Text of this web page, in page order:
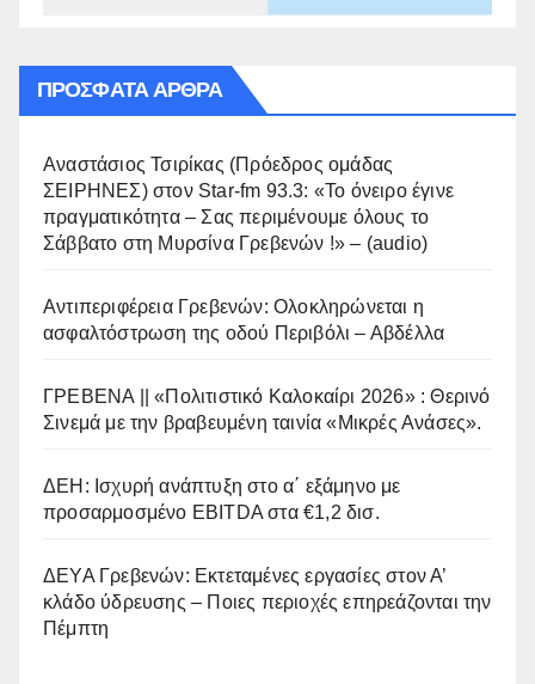
ΠΡΌΣΦΑΤΑ ΆΡΘΡΑ
Αναστάσιος Τσιρίκας (Πρόεδρος ομάδας
ΣΕΙΡΗΝΕΣ) στον Star-fm 93.3: «Το όνειρο έγινε
πραγματικότητα – Σας περιμένουμε όλους το
Σάββατο στη Μυρσίνα Γρεβενών !» – (audio)
Αντιπεριφέρεια Γρεβενών: Ολοκληρώνεται η
ασφαλτόστρωση της οδού Περιβόλι – Αβδέλλα
ΓΡΕΒΕΝΑ || «Πολιτιστικό Καλοκαίρι 2026» : Θερινό
Σινεμά με την βραβευμένη ταινία «Μικρές Ανάσες».
ΔΕΗ: Ισχυρή ανάπτυξη στο α΄ εξάμηνο με
προσαρμοσμένο EBITDA στα €1,2 δισ.
ΔΕΥΑ Γρεβενών: Εκτεταμένες εργασίες στον Α’
κλάδο ύδρευσης – Ποιες περιοχές επηρεάζονται την
Πέμπτη